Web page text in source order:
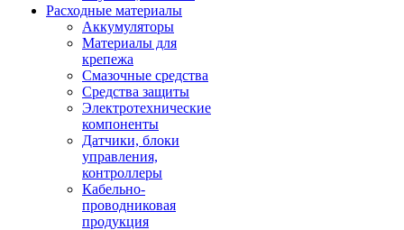
Расходные материалы
Аккумуляторы
Материалы для
крепежа
Смазочные средства
Средства защиты
Электротехнические
компоненты
Датчики, блоки
управления,
контроллеры
Кабельно-
проводниковая
продукция